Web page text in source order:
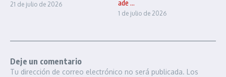
21 de julio de 2026
ade ...
1 de julio de 2026
Deje un comentario
Tu dirección de correo electrónico no será publicada. Los